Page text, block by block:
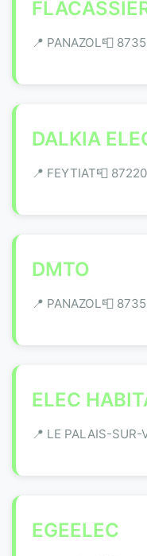
📍 PANAZOL📮
DALKIA
📍 FEYTIAT📮 87220
DMTO
📍 PANAZOL📮
ELEC
📍 LE PALAIS-SUR-
EGEELEC